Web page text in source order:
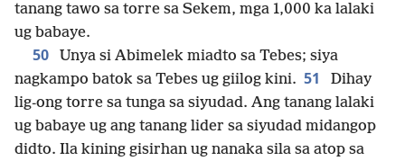
tanang tawo sa torre sa Sekem, mga 1,000 ka lalaki
ug babaye.
50
Unya si Abimelek miadto sa Tebes; siya
nagkampo batok sa Tebes ug giilog kini. 51
Dihay
lig-ong torre sa tunga sa siyudad. Ang tanang lalaki
ug babaye ug ang tanang lider sa siyudad midangop
didto. Ila kining gisirhan ug nanaka sila sa atop sa